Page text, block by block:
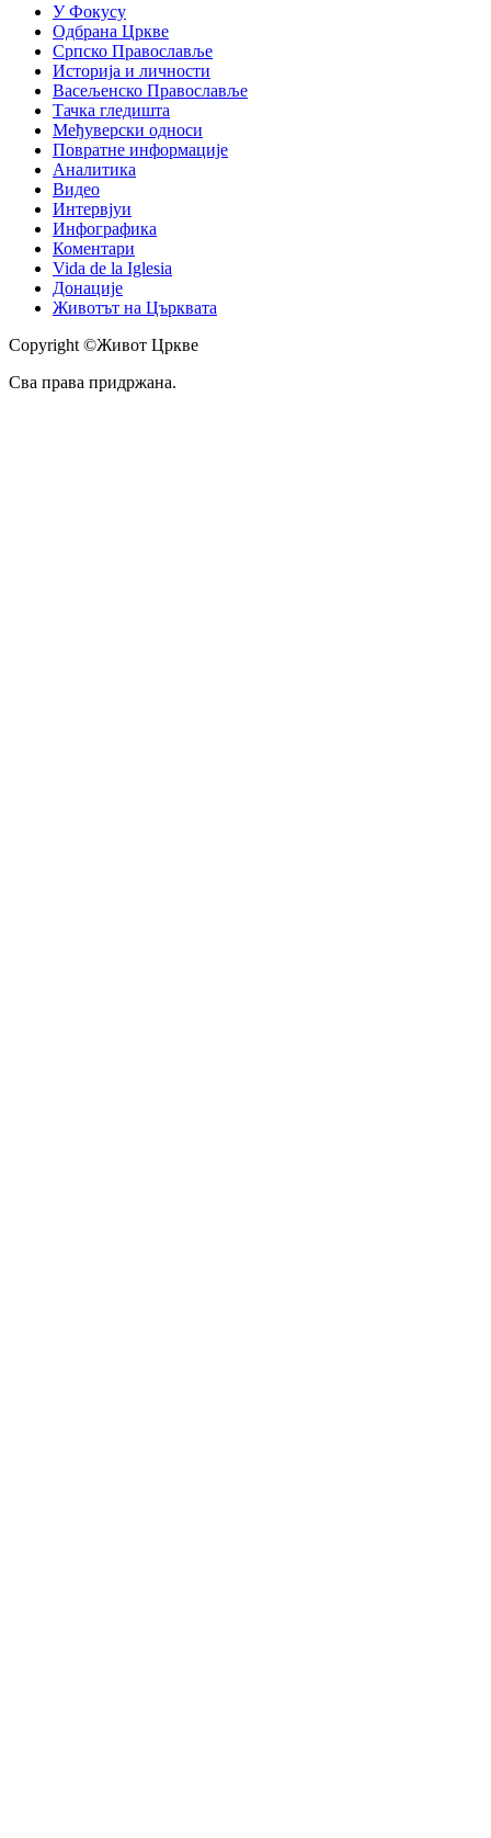
У Фокусу
Одбрана Цркве
Српско Православље
Историја и личности
Васељенско Православље
Тачка гледишта
Међуверски односи
Повратне информације
Аналитика
Видео
Интервјуи
Инфографика
Коментари
Vida de la Iglesia
Донације
Животът на Църквата
Copyright ©Живот Цркве
Сва права придржана.